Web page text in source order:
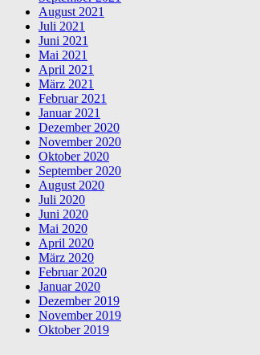
August 2021
Juli 2021
Juni 2021
Mai 2021
April 2021
März 2021
Februar 2021
Januar 2021
Dezember 2020
November 2020
Oktober 2020
September 2020
August 2020
Juli 2020
Juni 2020
Mai 2020
April 2020
März 2020
Februar 2020
Januar 2020
Dezember 2019
November 2019
Oktober 2019